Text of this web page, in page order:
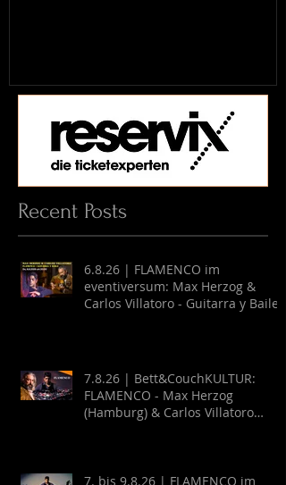
Recent Posts
6.8.26 | FLAMENCO im
eventiversum: Max Herzog &
Carlos Villatoro - Guitarra y Baile
7.8.26 | Bett&CouchKULTUR:
FLAMENCO - Max Herzog
(Hamburg) & Carlos Villatoro
7. bis 9.8.26 | FLAMENCO im